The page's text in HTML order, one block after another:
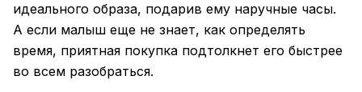
идеального образа, подарив ему наручные часы.
А если малыш еще не знает, как определять
время, приятная покупка подтолкнет его быстрее
во всем разобраться.